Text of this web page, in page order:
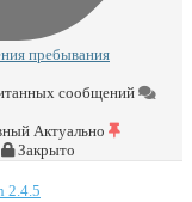
пребывания
сообщений
Актуально
Закрыто
2.4.5